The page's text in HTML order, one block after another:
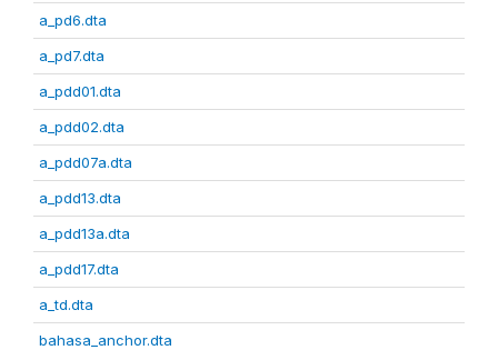
a_pd6.dta
a_pd7.dta
a_pdd01.dta
a_pdd02.dta
a_pdd07a.dta
a_pdd13.dta
a_pdd13a.dta
a_pdd17.dta
a_td.dta
bahasa_anchor.dta